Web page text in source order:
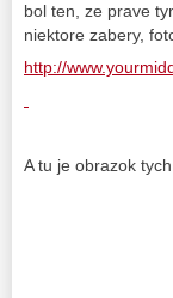
bol ten, ze prave
niektore zabery,
http://
A tu je obrazok